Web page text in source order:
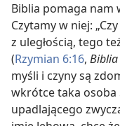
Biblia pomaga nam
Czytamy w niej:
z uległością, tego
(Rzymian 6:16, Biblia
myśli i czyny są
wkrótce taka
upadlającego